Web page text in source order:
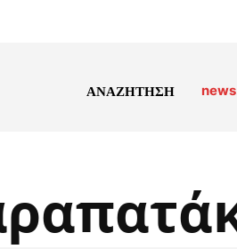
ΑΝΑΖΗΤΗΣΗ